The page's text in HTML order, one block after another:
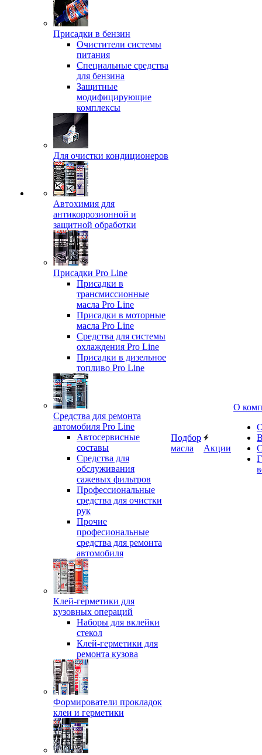
Присадки в бензин
Очистители системы
питания
Специальные срeдства
для бензина
Защитные
модифицирующие
комплексы
Для очистки кондиционеров
Автохимия для
антикоррозионной и
защитной обработки
Присадки Pro Line
Присадки в
трансмиссионные
масла Pro Line
Присадки в моторные
масла Pro Line
Средства для системы
охлаждения Pro Line
Присадки в дизельное
топливо Pro Line
Средства для ремонта
автомобиля Pro Line
Автосервисные
составы
Средства для
обслуживания
сажевых фильтров
Профессиональные
средства для очистки
рук
Прочие
професиональные
средства для ремонта
автомобиля
Клей-герметики для
кузовных операций
Наборы для вклейки
стекол
Клей-герметики для
ремонта кузова
Формирователи прокладок
клеи и герметики
Подбор
масла
Акции
О